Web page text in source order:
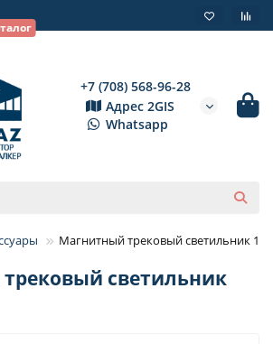
+7 (708) 568-96-28
Адрес 2GIS
Whatsapp
Магнитный трековый светильник
светильник